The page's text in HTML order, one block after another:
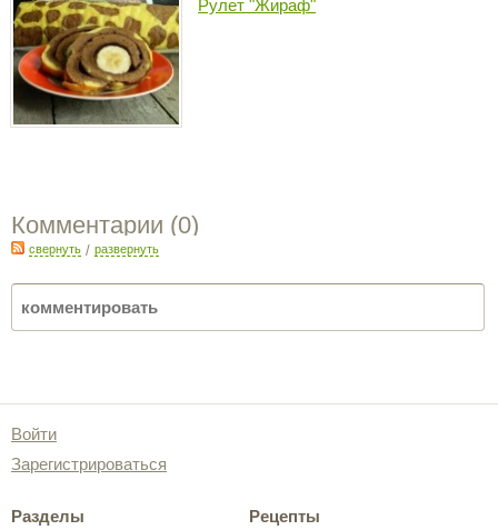
Рулет "Жираф"
Комментарии (0)
свернуть / развернуть
Войти
Зарегистрироваться
Разделы
Рецепты